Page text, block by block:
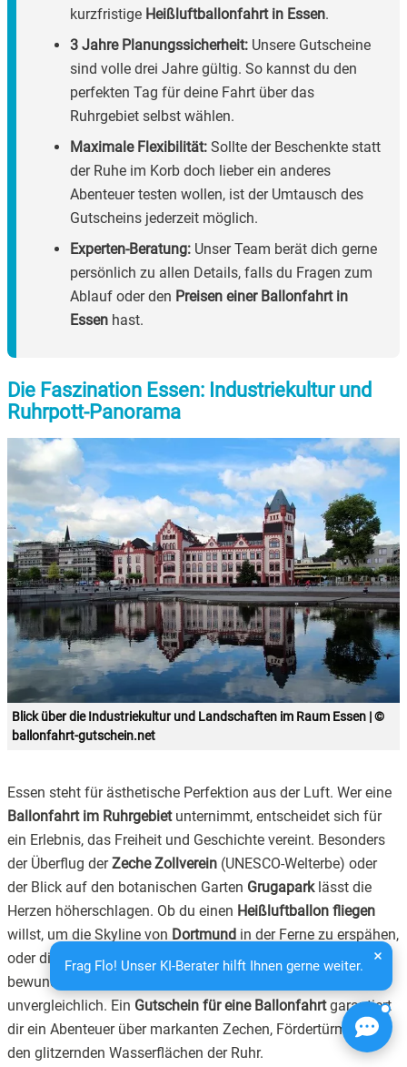
kurzfristige Heißluftballonfahrt in Essen.
3 Jahre Planungssicherheit: Unsere Gutscheine
sind volle drei Jahre gültig. So kannst du den
perfekten Tag für deine Fahrt über das
Ruhrgebiet selbst wählen.
Maximale Flexibilität: Sollte der Beschenkte statt
der Ruhe im Korb doch lieber ein anderes
Abenteuer testen wollen, ist der Umtausch des
Gutscheins jederzeit möglich.
Experten-Beratung: Unser Team berät dich gerne
persönlich zu allen Details, falls du Fragen zum
Ablauf oder den Preisen einer Ballonfahrt in
Essen hast.
Die Faszination Essen: Industriekultur und
Ruhrpott-Panorama
Blick über die Industriekultur und Landschaften im Raum Essen | ©
ballonfahrt-gutschein.net
Essen steht für ästhetische Perfektion aus der Luft. Wer eine
Ballonfahrt im Ruhrgebietunternimmt, entscheidet sich für
ein Erlebnis, das Freiheit und Geschichte vereint. Besonders
der Überflug derZeche Zollverein (UNESCO-Welterbe) oder
der Blick auf den botanischen Garten Grugaparklässt die
Herzen höherschlagen. Ob du einen Heißluftballon fliegen
willst, um die Skyline von Dortmund in der Ferne zu erspähen,
oder die zeitlose Schönheit von
Duisburg
Bochum
bewundern möchtest: Das Gefühl hinter dem Korbrand ist
unvergleichlich. Ein Gutschein für eine Ballonfahrtgarantiert
dir ein Abenteuer über markanten Zechen, Fördertürmen und
den glitzernden Wasserflächen der Ruhr.
Frag Flo! Unser KI-Berater hilft Ihnen gerne weiter.